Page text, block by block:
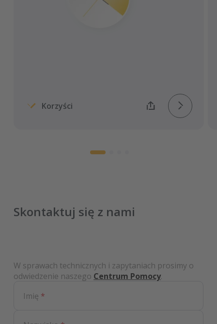
Korzyści
Skontaktuj się z nami
W sprawach technicznych i zapytaniach prosimy o
odwiedzenie naszego Centrum Pomocy.
Imię *